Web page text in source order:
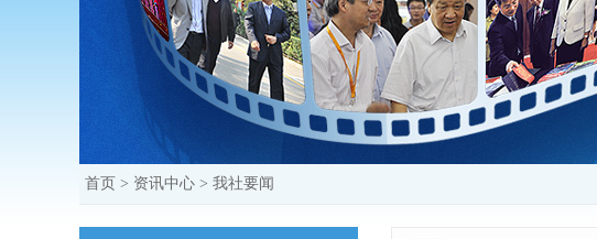
首页 > 资讯中心 > 我社要闻